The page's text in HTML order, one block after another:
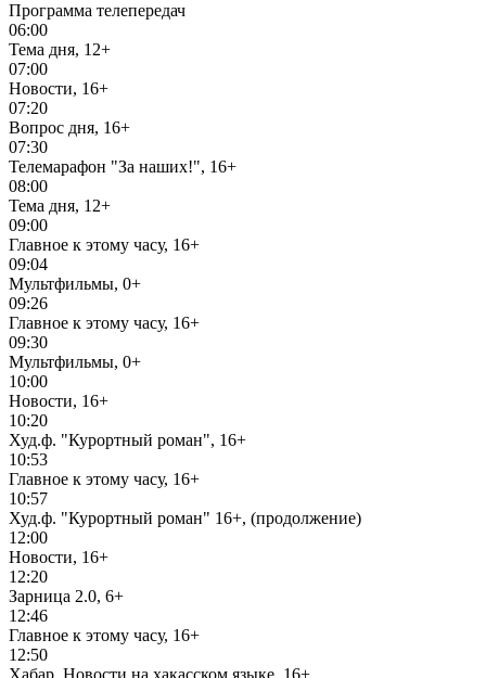
Программа телепередач
06:00
Тема дня, 12+
07:00
Новости, 16+
07:20
Вопрос дня, 16+
07:30
Телемарафон "За наших!", 16+
08:00
Тема дня, 12+
09:00
Главное к этому часу, 16+
09:04
Мультфильмы, 0+
09:26
Главное к этому часу, 16+
09:30
Мультфильмы, 0+
10:00
Новости, 16+
10:20
Худ.ф. "Курортный роман", 16+
10:53
Главное к этому часу, 16+
10:57
Худ.ф. "Курортный роман" 16+, (продолжение)
12:00
Новости, 16+
12:20
Зарница 2.0, 6+
12:46
Главное к этому часу, 16+
12:50
Хабар. Новости на хакасском языке, 16+